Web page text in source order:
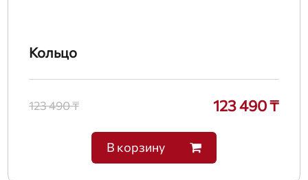
Кольцо
123 490 ₸ 123 490 ₸
В корзину